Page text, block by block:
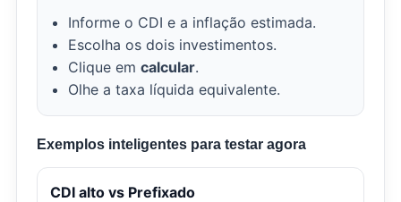
Informe o CDI e a inflação estimada.
Escolha os dois investimentos.
Clique em calcular.
Olhe a taxa líquida equivalente.
Exemplos inteligentes para testar agora
CDI alto vs Prefixado